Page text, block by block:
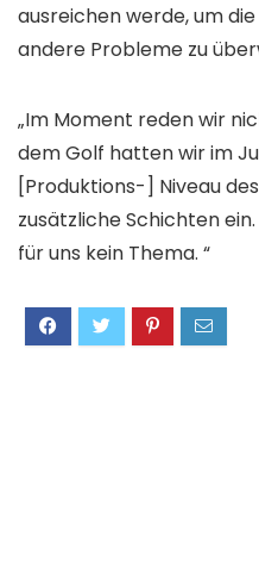
ausreichen werde, um
andere Probleme zu
„Im Moment reden wir
dem Golf hatten wir im
[Produktions-] Niveau
zusätzliche Schichten
für uns kein Thema. “